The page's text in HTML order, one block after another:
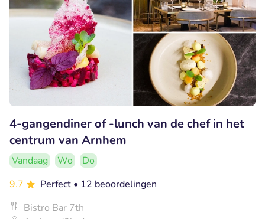
4-gangendiner of -lunch van de chef in het
centrum van Arnhem
Vandaag Wo
Do
9.7
Perfect • 12 beoordelingen
Bistro Bar 7th